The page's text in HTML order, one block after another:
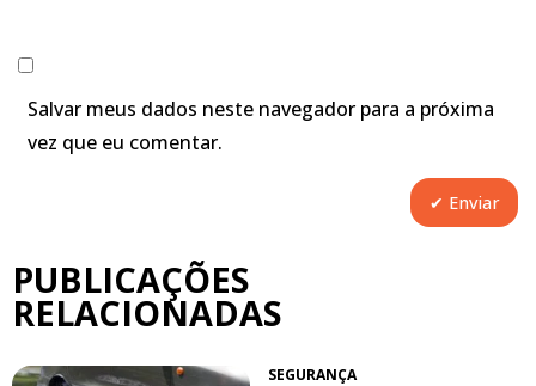
Salvar meus dados neste navegador para a próxima
vez que eu comentar.
PUBLICAÇÕES
RELACIONADAS
SEGURANÇA